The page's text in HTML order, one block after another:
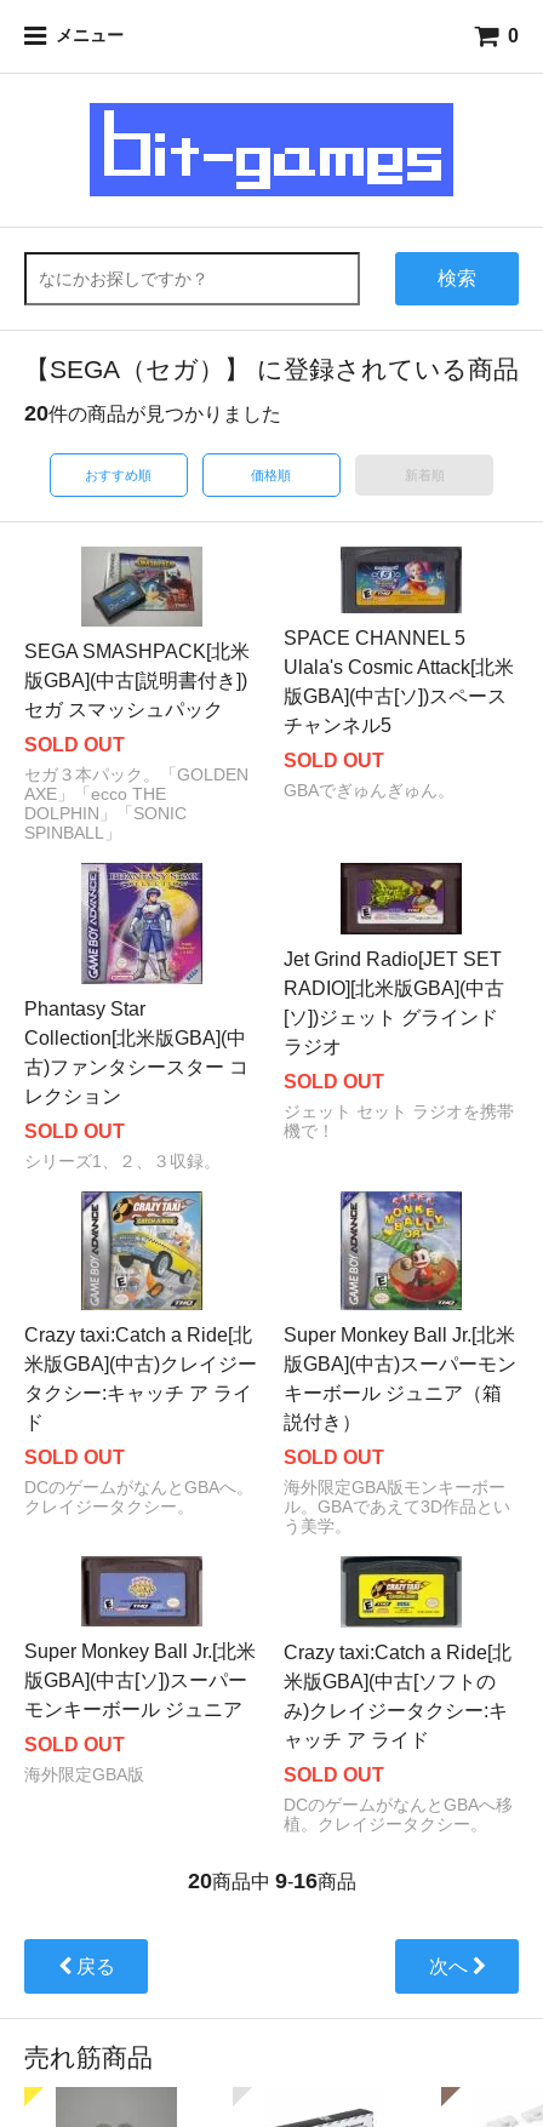
メニュー 0
検索
【SEGA（セガ）】 に登録されている商品
20件の商品が見つかりました
おすすめ順 価格順 新着順
SEGA SMASHPACK[北米
版GBA](中古[説明書付き])
セガ スマッシュパック
SOLD OUT
セガ３本パック。「GOLDEN
AXE」「ecco THE
DOLPHIN」「SONIC
SPINBALL」
SPACE CHANNEL 5
Ulala's Cosmic Attack[北米
版GBA](中古[ソ])スペース
チャンネル5
SOLD OUT
GBAでぎゅんぎゅん。
Phantasy Star
Collection[北米版GBA](中
古)ファンタシースター コ
レクション
SOLD OUT
シリーズ1、２、３収録。
Jet Grind Radio[JET SET
RADIO][北米版GBA](中古
[ソ])ジェット グラインド
ラジオ
SOLD OUT
ジェット セット ラジオを携帯
機で！
Crazy taxi:Catch a Ride[北
米版GBA](中古)クレイジー
タクシー:キャッチ ア ライ
ド
SOLD OUT
DCのゲームがなんとGBAへ。
クレイジータクシー。
Super Monkey Ball Jr.[北米
版GBA](中古)スーパーモン
キーボール ジュニア（箱
説付き）
SOLD OUT
海外限定GBA版モンキーボー
ル。GBAであえて3D作品とい
う美学。
Super Monkey Ball Jr.[北米
版GBA](中古[ソ])スーパー
モンキーボール ジュニア
SOLD OUT
海外限定GBA版
Crazy taxi:Catch a Ride[北
米版GBA](中古[ソフトの
み)クレイジータクシー:キ
ャッチ ア ライド
SOLD OUT
DCのゲームがなんとGBAへ移
植。クレイジータクシー。
20商品中 9-16商品
戻る 次へ
売れ筋商品